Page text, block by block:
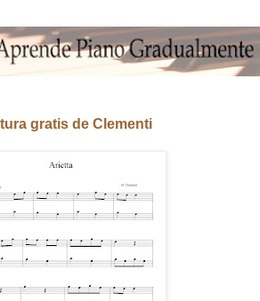
gratis de Clementi